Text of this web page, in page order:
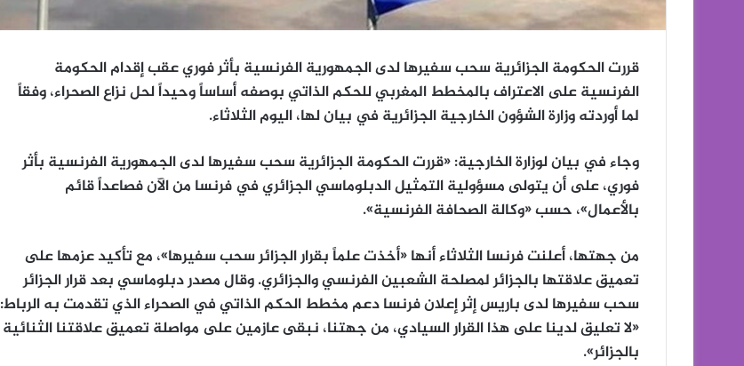
قررت الحكومة الجزائرية سحب سفيرها لدى الجمهورية الفرنسية بأثر فوري عقب إقدام الحكومة
الفرنسية على الاعتراف بالمخطط المغربي للحكم الذاتي بوصفه أساساً وحيداً لحل نزاع الصحراء، وفقاً
لما أوردته وزارة الشؤون الخارجية الجزائرية في بيان لها، اليوم الثلاثاء.
وجاء في بيان لوزارة الخارجية: «قررت الحكومة الجزائرية سحب سفيرها لدى الجمهورية الفرنسية بأثر
فوري، على أن يتولى مسؤولية التمثيل الدبلوماسي الجزائري في فرنسا من الآن فصاعداً قائم
بالأعمال»، حسب «وكالة الصحافة الفرنسية».
من جهتها، أعلنت فرنسا الثلاثاء أنها «أخذت علماً بقرار الجزائر سحب سفيرها»، مع تأكيد عزمها على
تعميق علاقتها بالجزائر لمصلحة الشعبين الفرنسي والجزائري. وقال مصدر دبلوماسي بعد قرار الجزائر
سحب سفيرها لدى باريس إثر إعلان فرنسا دعم مخطط الحكم الذاتي في الصحراء الذي تقدمت به الرباط:
«لا تعليق لدينا على هذا القرار السيادي، من جهتنا، نبقى عازمين على مواصلة تعميق علاقتنا الثنائية
بالجزائر».